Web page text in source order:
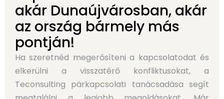
akár Dunaújvárosban, akár
az ország bármely más
pontján!
Ha szeretnéd megerősíteni a kapcsolatodat és
elkerülni a visszatérő konfliktusokat, a
Teconsulting párkapcsolati tanácsadása segít